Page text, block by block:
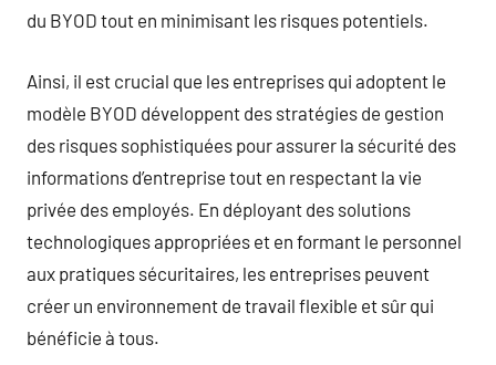
du BYOD tout en minimisant les risques potentiels.
Ainsi, il est crucial que les entreprises qui adoptent le
modèle BYOD développent des stratégies de gestion
des risques sophistiquées pour assurer la sécurité des
informations d’entreprise tout en respectant la vie
privée des employés. En déployant des solutions
technologiques appropriées et en formant le personnel
aux pratiques sécuritaires, les entreprises peuvent
créer un environnement de travail flexible et sûr qui
bénéficie à tous.